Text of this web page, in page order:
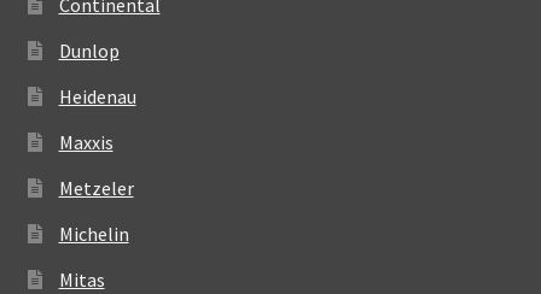
Dunlop
Heidenau
Maxxis
Metzeler
Michelin
Mitas